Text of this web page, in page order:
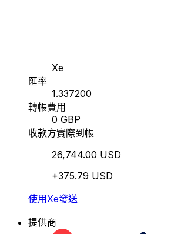
Xe
匯率
1.337200
轉帳費用
0 GBP
收款方實際到帳
26,744.00 USD
+375.79 USD
使用Xe發送
提供商